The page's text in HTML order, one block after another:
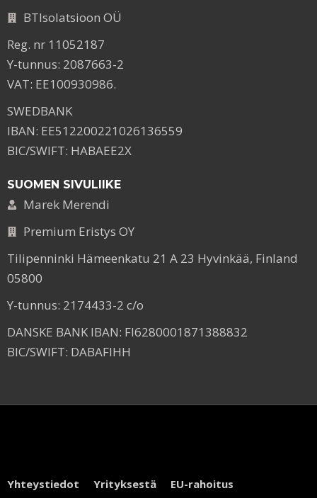
BTIsolatsioon OÜ
Reg. nr 11052187
Y-tunnus: 2087663-2
VAT: EE100930986.
SWEDBANK
IBAN: EE512200221026136559
BIC/SWIFT: HABAEE2X
SUOMEN SIVULIIKE
Marek Merendi
Premium Eristys OY
Tilipenninki Hämeenkatu 21 A 23 Hyvinkää, Finland
05800
Y-tunnus: 2174433-2 c/o
DANSKE BANK IBAN: FI6280001871388832
BIC/SWIFT: DABAFIHH
Yhteystiedot Yrityksestä EU-rahoitus